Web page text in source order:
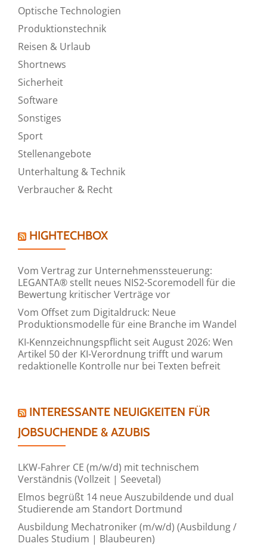
Optische Technologien
Produktionstechnik
Reisen & Urlaub
Shortnews
Sicherheit
Software
Sonstiges
Sport
Stellenangebote
Unterhaltung & Technik
Verbraucher & Recht
HIGHTECHBOX
Vom Vertrag zur Unternehmenssteuerung:
LEGANTA® stellt neues NIS2-Scoremodell für die
Bewertung kritischer Verträge vor
Vom Offset zum Digitaldruck: Neue
Produktionsmodelle für eine Branche im Wandel
KI-Kennzeichnungspflicht seit August 2026: Wen
Artikel 50 der KI-Verordnung trifft und warum
redaktionelle Kontrolle nur bei Texten befreit
INTERESSANTE NEUIGKEITEN FÜR
JOBSUCHENDE & AZUBIS
LKW-Fahrer CE (m/w/d) mit technischem
Verständnis (Vollzeit | Seevetal)
Elmos begrüßt 14 neue Auszubildende und dual
Studierende am Standort Dortmund
Ausbildung Mechatroniker (m/w/d) (Ausbildung /
Duales Studium | Blaubeuren)